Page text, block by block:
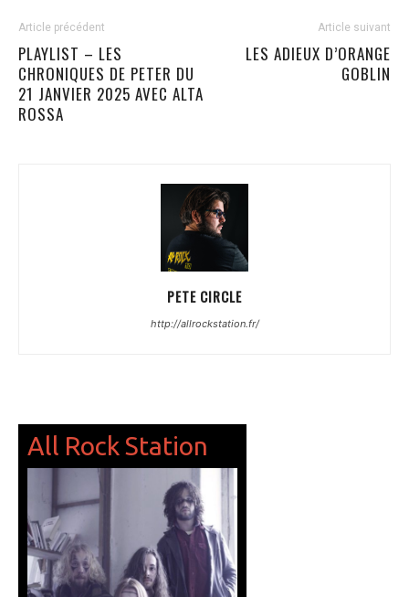
Article précédent
PLAYLIST – LES
CHRONIQUES DE PETER DU
21 JANVIER 2025 AVEC ALTA
ROSSA
Article suivant
LES ADIEUX D’ORANGE
GOBLIN
PETE CIRCLE
http://allrockstation.fr/